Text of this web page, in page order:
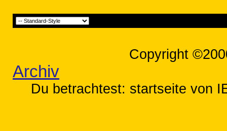
Copyright
Archiv
Du betrachtest: startseite von